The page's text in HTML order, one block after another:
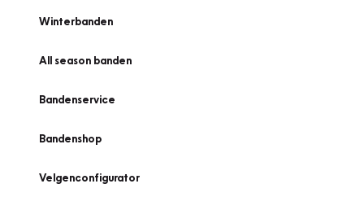
Winterbanden
All season banden
Bandenservice
Bandenshop
Velgenconfigurator